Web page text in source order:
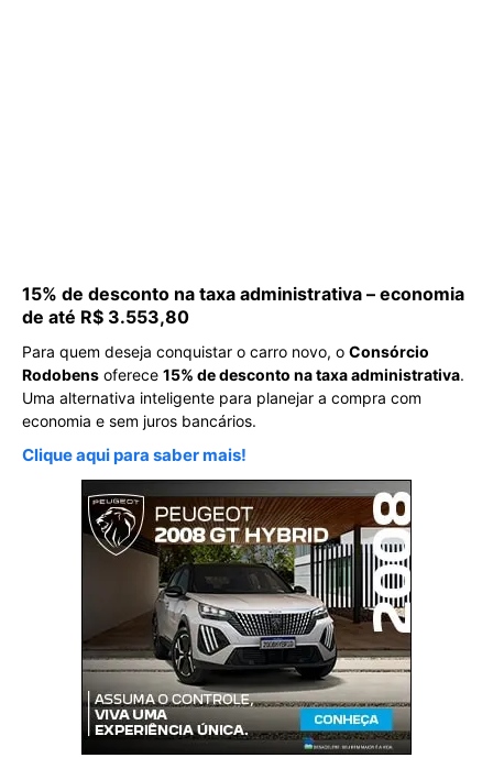
15% de desconto na taxa administrativa – economia
de até R$ 3.553,80
Para quem deseja conquistar o carro novo, o Consórcio
Rodobens oferece 15% de desconto na taxa administrativa.
Uma alternativa inteligente para planejar a compra com
economia e sem juros bancários.
Clique aqui para saber mais!